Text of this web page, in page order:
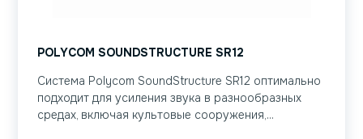
POLYCOM SOUNDSTRUCTURE SR12
Система Polycom SoundStructure SR12 оптимально
подходит для усиления звука в разнообразных
средах, включая культовые сооружения,...